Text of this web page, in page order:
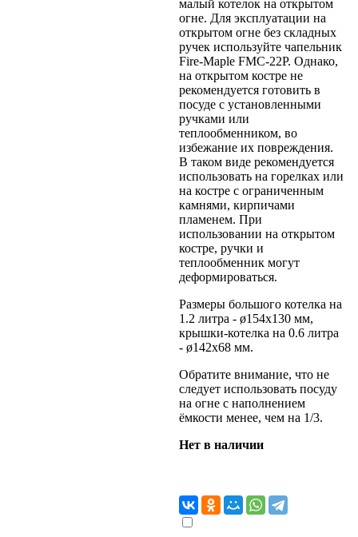
малый котелок на открытом
огне. Для эксплуатации на
открытом огне без складных
ручек используйте чапельник
Fire-Maple FMC-22P. Однако,
на открытом костре не
рекомендуется готовить в
посуде с установленными
ручками или
теплообменником, во
избежание их повреждения.
В таком виде рекомендуется
использовать на горелках или
на костре с ограниченным
камнями, кирпичами
пламенем. При
использовании на открытом
костре, ручки и
теплообменник могут
деформироваться.
Размеры большого котелка на
1.2 литра - ø154x130 мм,
крышки-котелка на 0.6 литра
- ø142x68 мм.
Обратите внимание, что не
следует использовать посуду
на огне с наполнением
ёмкости менее, чем на 1/3.
Нет в наличии